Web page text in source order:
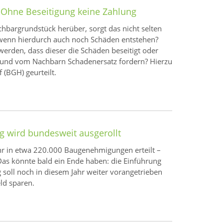
Beseitigung keine Zahlung
herüber, sorgt das nicht selten
hierdurch auch noch Schäden entstehen?
dass dieser die Schäden beseitigt oder
vom Nachbarn Schadenersatz fordern? Hierzu
geurteilt.
wird bundesweit ausgerollt
in etwa 220.000 Baugenehmigungen erteilt –
könnte bald ein Ende haben: die Einführung
noch in diesem Jahr weiter vorangetrieben
sparen.